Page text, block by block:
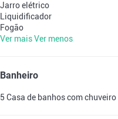
Jarro elétrico
Liquidificador
Fogão
Ver maisVer menos
Banheiro
5 Casa de banhos com chuveiro